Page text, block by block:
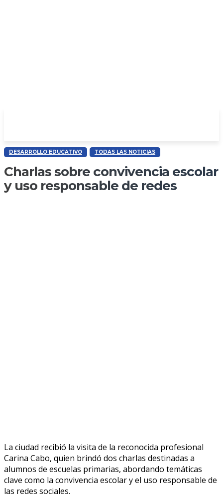
DESARROLLO EDUCATIVO TODAS LAS NOTICIAS
Charlas sobre convivencia escolar
y uso responsable de redes
La ciudad recibió la visita de la reconocida profesional
Carina Cabo, quien brindó dos charlas destinadas a
alumnos de escuelas primarias, abordando temáticas
clave como la convivencia escolar y el uso responsable de
las redes sociales.